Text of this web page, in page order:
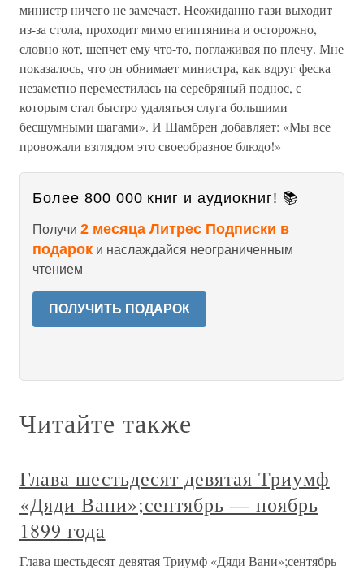
министр ничего не замечает. Неожиданно гази выходит
из-за стола, проходит мимо египтянина и осторожно,
словно кот, шепчет ему что-то, поглаживая по плечу. Мне
показалось, что он обнимает министра, как вдруг феска
незаметно переместилась на серебряный поднос, с
которым стал быстро удаляться слуга большими
бесшумными шагами». И Шамбрен добавляет: «Мы все
провожали взглядом это своеобразное блюдо!»
Более 800 000 книг и аудиокниг! 📚
Получи 2 месяца Литрес Подписки в
подарок и наслаждайся неограниченным
чтением
ПОЛУЧИТЬ ПОДАРОК
Читайте также
Глава шестьдесят девятая Триумф
«Дяди Вани»;сентябрь — ноябрь
1899 года
Глава шестьдесят девятая Триумф «Дяди Вани»;сентябрь